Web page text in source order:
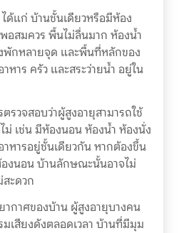
ด้แก่ บ้านชั้นเดียวหรือมีห้อง
อสมควร พื้นไม่ลื่นมาก ห้องน้ำ
กหลายจุด และพื้นที่หลักของ
หาร ครัว และสระว่ายน้ำ อยู่ใน
รวจสอบว่าผู้สูงอายุสามารถใช้
ม่ เช่น มีห้องนอน ห้องน้ำ ห้องนั่ง
หารอยู่ชั้นเดียวกัน หากต้องขึ้น
งนอน บ้านลักษณะนั้นอาจไม่
สะดวก
กาศของบ้าน ผู้สูงอายุบางคน
เสียงดังตลอดเวลา บ้านที่มีมุม